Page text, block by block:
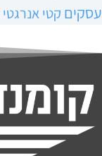
עסקים קטי אנרגטי